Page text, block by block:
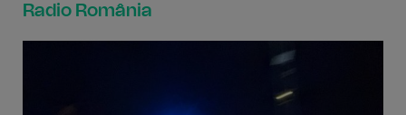
Radio România